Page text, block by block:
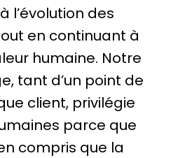
l’évolution des
en continuant à
humaine. Notre
tant d’un point de
client, privilégie
parce que
compris que la